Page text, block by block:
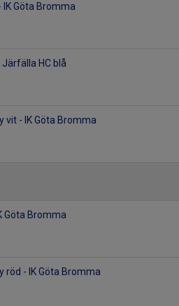
Göta Bromma
Järfälla HC blå
vit - IK Göta Bromma
Göta Bromma
röd - IK Göta Bromma